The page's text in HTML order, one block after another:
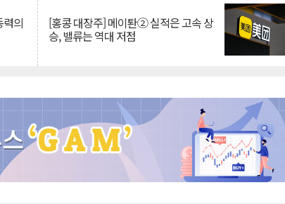
의 [홍콩 대장주] 메이퇀② 실적은 고속 상
승, 밸류는 역대 저점